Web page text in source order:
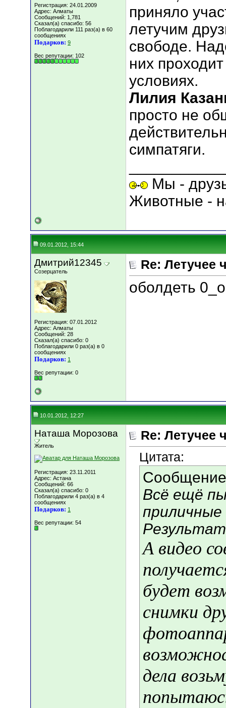
Регистрация: 24.01.2009
Адрес: Алматы
Сообщений: 1,781
Сказал(а) спасибо: 56
Поблагодарили 111 раз(а) в 60
сообщениях
Подарков: 9
Вес репутации: 102
приняло
летучим
свободе.
них
условиях.
Лилия
просто не
симпатяги.
Мы -
Животные -
09.01.2012, 15:44
Дмитрий12345
Созерцатель
Регистрация: 07.01.2012
Адрес: Алматы
Сообщений: 28
Сказал(а) спасибо: 0
Поблагодарили 0 раз(а) в 0
сообщениях
Подарков: 1
Вес репутации: 0
Re: Летучее
оболдеть 0_о
10.01.2012, 12:27
Наташа Морозова
Житель
Регистрация: 23.11.2011
Адрес: Астана
Сообщений: 66
Сказал(а) спасибо: 0
Поблагодарили 4 раз(а) в 4
сообщениях
Подарков: 1
Вес репутации: 54
Re: Летучее
Цитата:
Всё ещё
А видео
будет
снимки
дела